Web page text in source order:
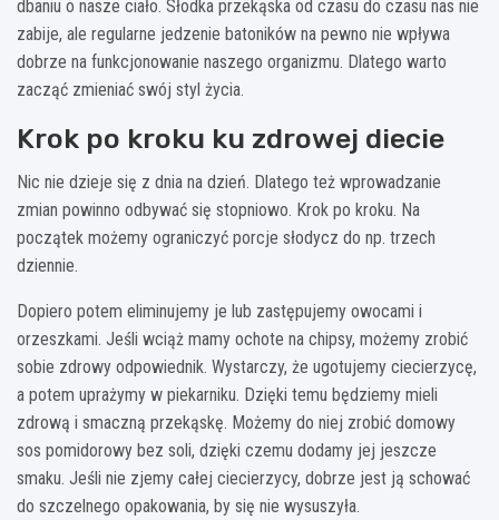
dbaniu o nasze ciało. Słodka przekąska od czasu do czasu nas nie
zabije, ale regularne jedzenie batoników na pewno nie wpływa
dobrze na funkcjonowanie naszego organizmu. Dlatego warto
zacząć zmieniać swój styl życia.
Krok po kroku ku zdrowej diecie
Nic nie dzieje się z dnia na dzień. Dlatego też wprowadzanie
zmian powinno odbywać się stopniowo. Krok po kroku. Na
początek możemy ograniczyć porcje słodycz do np. trzech
dziennie.
Dopiero potem eliminujemy je lub zastępujemy owocami i
orzeszkami. Jeśli wciąż mamy ochote na chipsy, możemy zrobić
sobie zdrowy odpowiednik. Wystarczy, że ugotujemy ciecierzycę,
a potem uprażymy w piekarniku. Dzięki temu będziemy mieli
zdrową i smaczną przekąskę. Możemy do niej zrobić domowy
sos pomidorowy bez soli, dzięki czemu dodamy jej jeszcze
smaku. Jeśli nie zjemy całej ciecierzycy, dobrze jest ją schować
do szczelnego opakowania, by się nie wysuszyła.